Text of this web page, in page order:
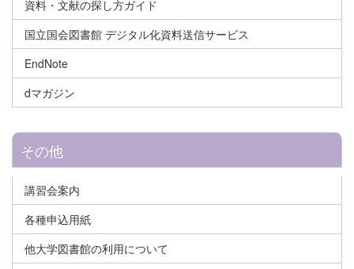
資料・文献の探し方ガイド
国立国会図書館 デジタル化資料送信サービス
EndNote
dマガジン
その他
講習会案内
各種申込用紙
他大学図書館の利用について